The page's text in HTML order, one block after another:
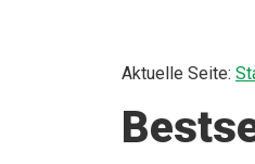
Aktuelle Seite: